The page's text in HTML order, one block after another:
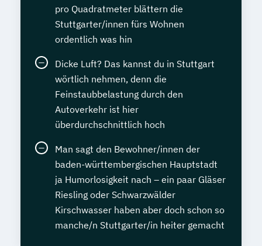
pro Quadratmeter blättern die
Stuttgarter/innen fürs Wohnen
ordentlich was hin
Dicke Luft? Das kannst du in Stuttgart
wörtlich nehmen, denn die
Feinstaubbelastung durch den
Autoverkehr ist hier
überdurchschnittlich hoch
Man sagt den Bewohner/innen der
baden-württembergischen Hauptstadt
ja Humorlosigkeit nach – ein paar Gläser
Riesling oder Schwarzwälder
Kirschwasser haben aber doch schon so
manche/n Stuttgarter/in heiter gemacht